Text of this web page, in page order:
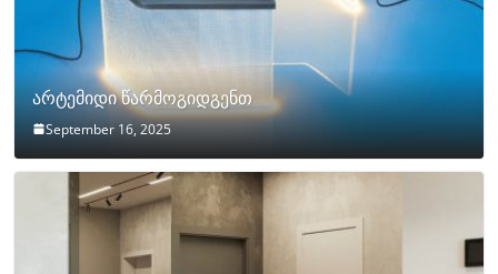
არტემიდი წარმოგიდგენთ
September 16, 2025